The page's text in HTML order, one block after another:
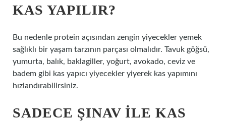
KAS YAPILIR?
Bu nedenle protein açısından zengin yiyecekler yemek
sağlıklı bir yaşam tarzının parçası olmalıdır. Tavuk göğsü,
yumurta, balık, baklagiller, yoğurt, avokado, ceviz ve
badem gibi kas yapıcı yiyecekler yiyerek kas yapımını
hızlandırabilirsiniz.
SADECE ŞINAV ILE KAS